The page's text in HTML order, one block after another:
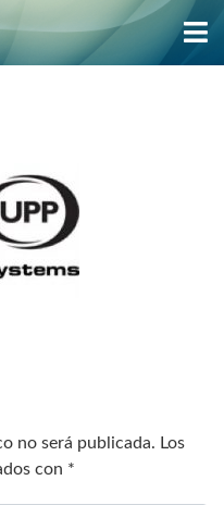
no será publicada. Los
con *